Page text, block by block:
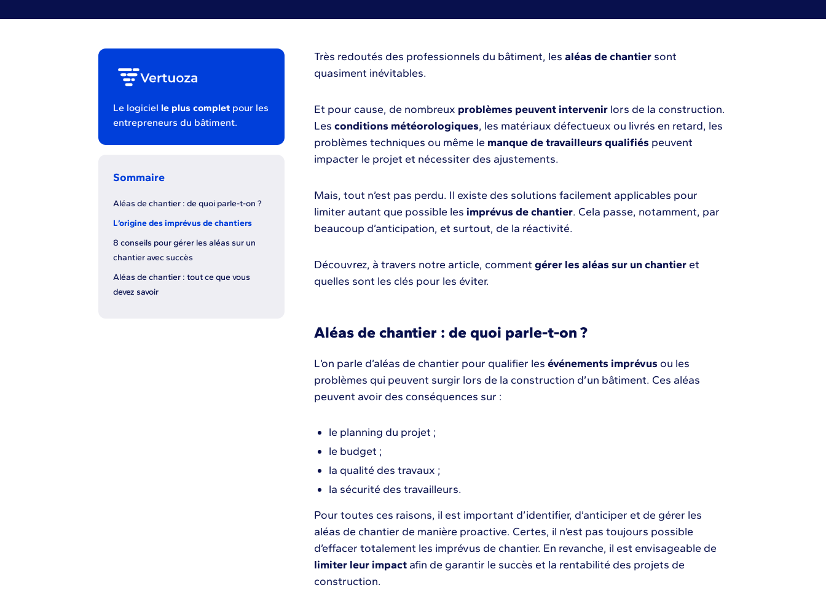
Le logiciel le plus complet pour les
entrepreneurs du bâtiment.
Sommaire
Aléas de chantier : de quoi parle-t-on ?
L’origine des imprévus de chantiers
8 conseils pour gérer les aléas sur un
chantier avec succès
Aléas de chantier : tout ce que vous
devez savoir
Très redoutés des professionnels du bâtiment, les aléas de chantier sont
quasiment inévitables.
Et pour cause, de nombreux problèmes peuvent intervenirlors de la construction.
Les conditions météorologiques, les matériaux défectueux ou livrés en retard, les
problèmes techniques ou même le manque de travailleurs qualifiés peuvent
impacter le projet et nécessiter des ajustements.
Mais, tout n’est pas perdu. Il existe des solutions facilement applicables pour
limiter autant que possible les imprévus de chantier. Cela passe, notamment, par
beaucoup d’anticipation, et surtout, de la réactivité.
Découvrez, à travers notre article, comment gérer les aléas sur un chantier et
quelles sont les clés pour les éviter.
Aléas de chantier : de quoi parle-t-on ?
L’on parle d’aléas de chantier pour qualifier les événements imprévus ou les
problèmes qui peuvent surgir lors de la construction d’un bâtiment. Ces aléas
peuvent avoir des conséquences sur :
le planning du projet ;
le budget ;
la qualité des travaux ;
la sécurité des travailleurs.
Pour toutes ces raisons, il est important d’identifier, d’anticiper et de gérer les
aléas de chantier de manière proactive. Certes, il n’est pas toujours possible
d’effacer totalement les imprévus de chantier. En revanche, il est envisageable de
limiter leur impactafin de garantir le succès et la rentabilité des projets de
construction.